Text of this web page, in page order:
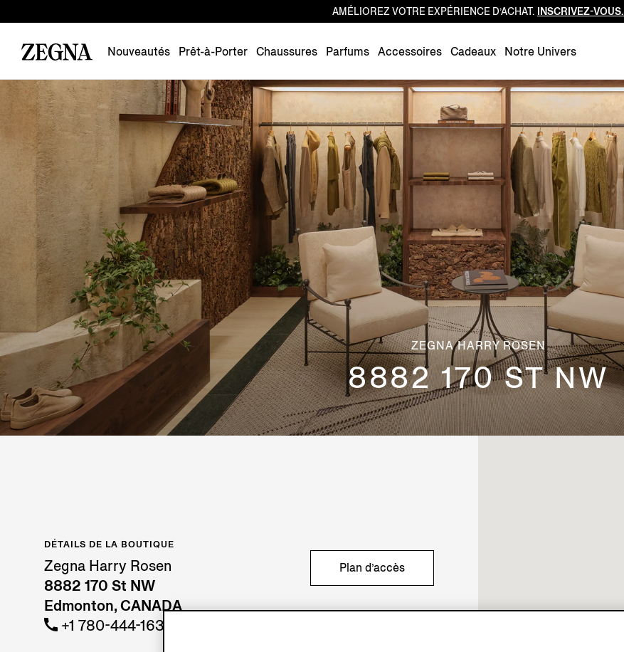
Luxembourg
Netherlands
Poland
Portugal
Romania
Slovakia
Slovenia
Spain
Sweden
Switzerland
Turkey
United Kingdom
AMÉLIOREZ VOTRE EXPÉRIENCE D’ACHAT. INSCRIVEZ-VOUS.
Nouveautés Prêt-à-Porter Chaussures Parfums Accessoires Cadeaux Notre Univers
ZEGNA HARRY ROSEN
8882 170 ST NW
DÉTAILS DE LA BOUTIQUE
Zegna Harry Rosen
8882 170 St NW
Edmonton, CANADA
+1 780-444-1637
Plan d’accès